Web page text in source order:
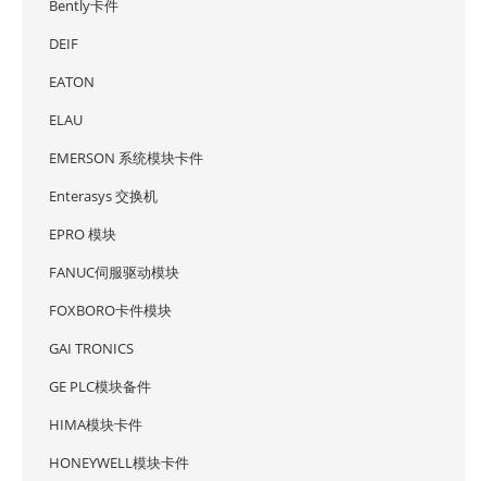
Bently卡件
DEIF
EATON
ELAU
EMERSON 系统模块卡件
Enterasys 交换机
EPRO 模块
FANUC伺服驱动模块
FOXBORO卡件模块
GAI TRONICS
GE PLC模块备件
HIMA模块卡件
HONEYWELL模块卡件